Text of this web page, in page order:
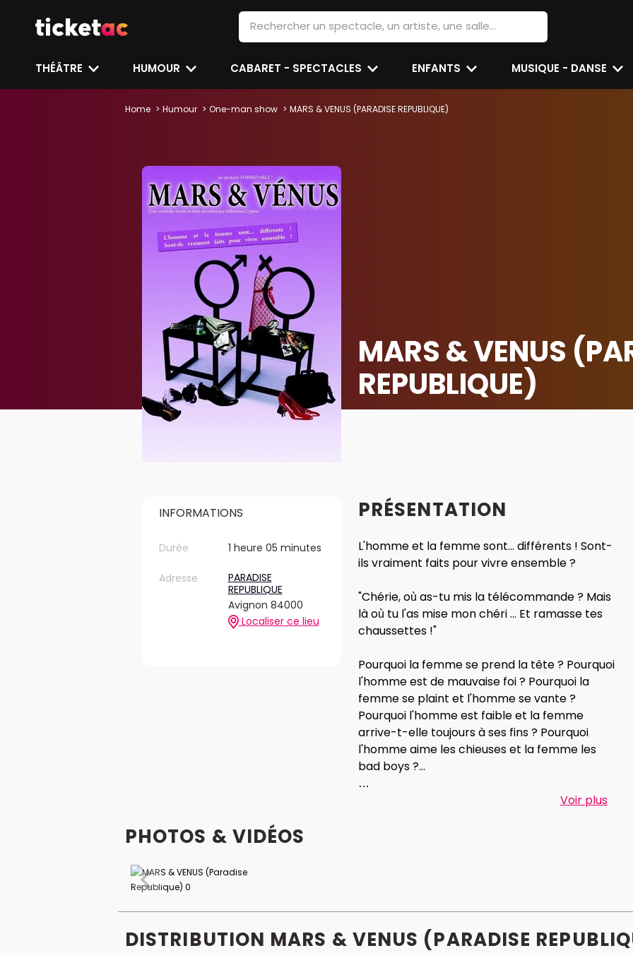
THÉÂTRE HUMOUR CABARET - SPECTACLES ENFANTS MUSIQUE - DANSE
Home Humour One-man show MARS & VENUS (PARADISE REPUBLIQUE)
MARS & VENUS
REPUBLIQUE)
INFORMATIONS
Durée 1 heure 05 minutes
Adresse
PARADISE
REPUBLIQUE
Avignon 84000
Localiser ce lieu
PRÉSENTATION
L'homme et la femme sont... différents ! Sont-
ils vraiment faits pour vivre ensemble ?
"Chérie, où as-tu mis la télécommande ? Mais
là où tu l'as mise mon chéri ... Et ramasse tes
chaussettes !"
Pourquoi la femme se prend la tête ? Pourquoi
l'homme est de mauvaise foi ? Pourquoi la
femme se plaint et l'homme se vante ?
Pourquoi l'homme est faible et la femme
arrive-t-elle toujours à ses fins ? Pourquoi
l'homme aime les chieuses et la femme les
bad boys ?...
Voir plus
PHOTOS & VIDÉOS
DISTRIBUTION MARS & VENUS (PARADISE